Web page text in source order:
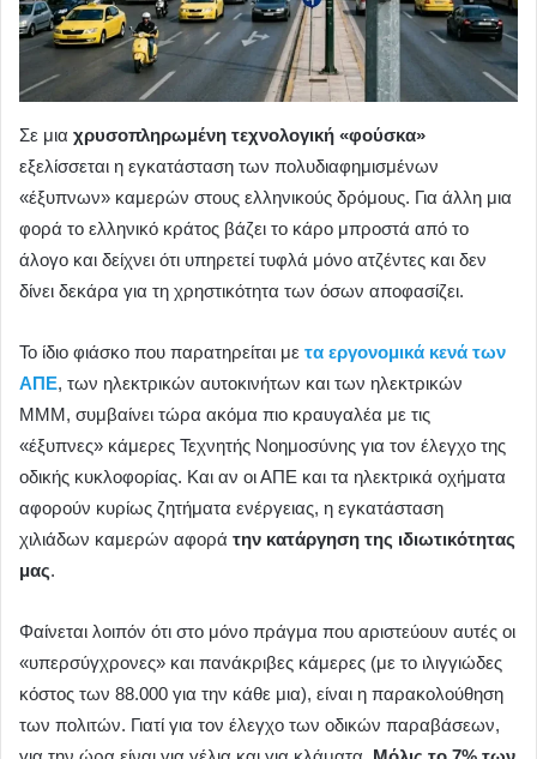
Σε μια χρυσοπληρωμένη τεχνολογική «φούσκα»
εξελίσσεται η εγκατάσταση των πολυδιαφημισμένων
«έξυπνων» καμερών στους ελληνικούς δρόμους. Για άλλη μια
φορά το ελληνικό κράτος βάζει το κάρο μπροστά από το
άλογο και δείχνει ότι υπηρετεί τυφλά μόνο ατζέντες και δεν
δίνει δεκάρα για τη χρηστικότητα των όσων αποφασίζει.
Το ίδιο φιάσκο που παρατηρείται με τα εργονομικά κενά των
ΑΠΕ, των ηλεκτρικών αυτοκινήτων και των ηλεκτρικών
ΜΜΜ, συμβαίνει τώρα ακόμα πιο κραυγαλέα με τις
«έξυπνες» κάμερες Τεχνητής Νοημοσύνης για τον έλεγχο της
οδικής κυκλοφορίας. Και αν οι ΑΠΕ και τα ηλεκτρικά οχήματα
αφορούν κυρίως ζητήματα ενέργειας, η εγκατάσταση
χιλιάδων καμερών αφορά την κατάργηση της ιδιωτικότητας
μας.
Φαίνεται λοιπόν ότι στο μόνο πράγμα που αριστεύουν αυτές οι
«υπερσύγχρονες» και πανάκριβες κάμερες (με το ιλιγγιώδες
κόστος των 88.000 για την κάθε μια), είναι η παρακολούθηση
των πολιτών. Γιατί για τον έλεγχο των οδικών παραβάσεων,